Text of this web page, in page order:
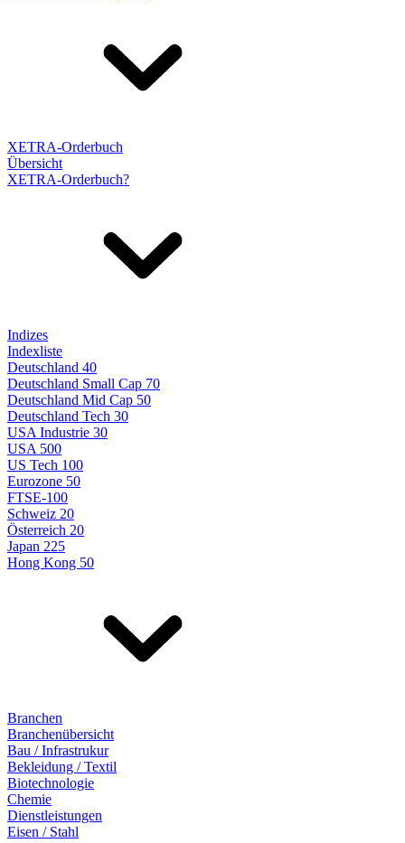
XETRA-Orderbuch
Übersicht
XETRA-Orderbuch?
Indizes
Indexliste
Deutschland 40
Deutschland Small Cap 70
Deutschland Mid Cap 50
Deutschland Tech 30
USA Industrie 30
USA 500
US Tech 100
Eurozone 50
FTSE-100
Schweiz 20
Österreich 20
Japan 225
Hong Kong 50
Branchen
Branchenübersicht
Bau / Infrastrukur
Bekleidung / Textil
Biotechnologie
Chemie
Dienstleistungen
Eisen / Stahl